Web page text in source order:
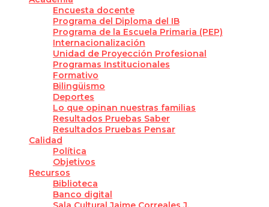
Encuesta docente
Programa del Diploma del IB
Programa de la Escuela Primaria (PEP)
Internacionalización
Unidad de Proyección Profesional
Programas Institucionales
Formativo
Bilingüismo
Deportes
Lo que opinan nuestras familias
Resultados Pruebas Saber
Resultados Pruebas Pensar
Calidad
Política
Objetivos
Recursos
Biblioteca
Banco digital